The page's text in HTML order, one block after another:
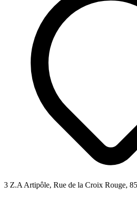
3 Z.A Artipôle, Rue de la Croix Rouge,